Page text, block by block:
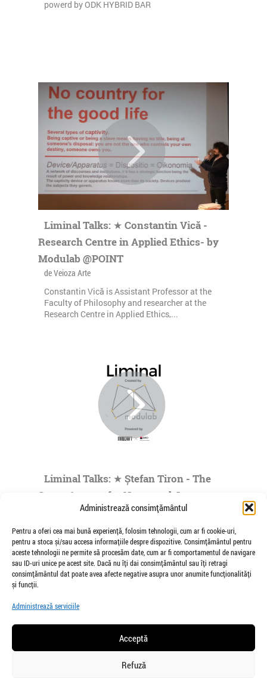
Administrează consimțământul
Pentru a oferi cea mai bună experiență, folosim tehnologii, cum ar fi cookie-uri,
pentru a stoca și/sau accesa informațiile despre dispozitive. Consimțământul pentru
aceste tehnologii ne permite să procesăm date, cum ar fi comportamentul de navigare
sau ID-uri unice pe acest site. Dacă nu îți dai consimțământul sau îți retragi
consimțământul dat poate avea afecte negative asupra unor anumite funcționalități
și funcții.
Administrează serviciile
Acceptă
Refuză
powerd by ODK HYBRID BAR
Liminal Talks: ★ Constantin Vică -
Research Centre in Applied Ethics- by
Modulab @POINT
de Veioza Arte
Constantin Vică is Assistant Professor at the
Faculty of Philosophy and researcher at the
Research Centre in Applied Ethics,...
Liminal Talks: ★ Ștefan Tiron - The
Space Agency for Nocturnal Journeys
to the Origins of the Universe- by
Modulab @POINT
de Veioza Arte
Stefan Tiron is an artist living and working
between Bucharest and Berlin. He is the founder